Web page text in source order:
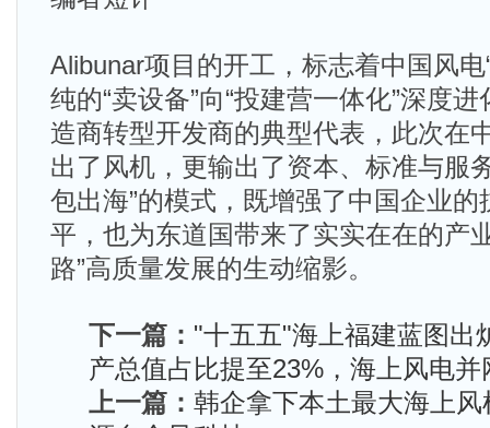
Alibunar项目的开工，标志着中国风电
纯的“卖设备”向“投建营一体化”深度
造商转型开发商的典型代表，此次在
出了风机，更输出了资本、标准与服
包出海”的模式，既增强了中国企业
平，也为东道国带来了实实在在的产
路”高质量发展的生动缩影。
下一篇： "十五五"海上福建蓝图出
产总值占比提至23%，海上风电
上一篇： 韩企拿下本土最大海上